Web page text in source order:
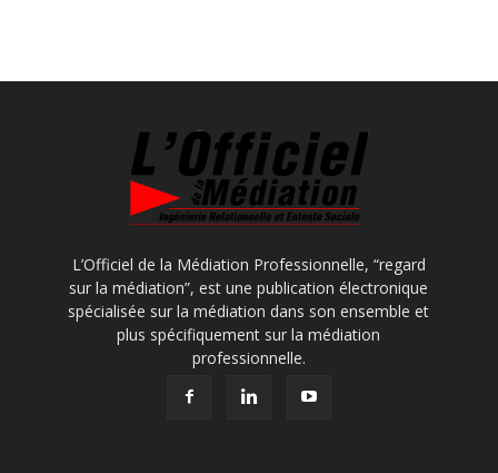
L’Officiel de la Médiation Professionnelle, “regard
sur la médiation”, est une publication électronique
spécialisée sur la médiation dans son ensemble et
plus spécifiquement sur la médiation
professionnelle.